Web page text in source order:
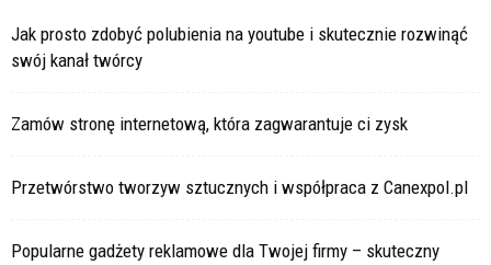
Jak prosto zdobyć polubienia na youtube i skutecznie rozwinąć
swój kanał twórcy
Zamów stronę internetową, która zagwarantuje ci zysk
Przetwórstwo tworzyw sztucznych i współpraca z Canexpol.pl
Popularne gadżety reklamowe dla Twojej firmy – skuteczny